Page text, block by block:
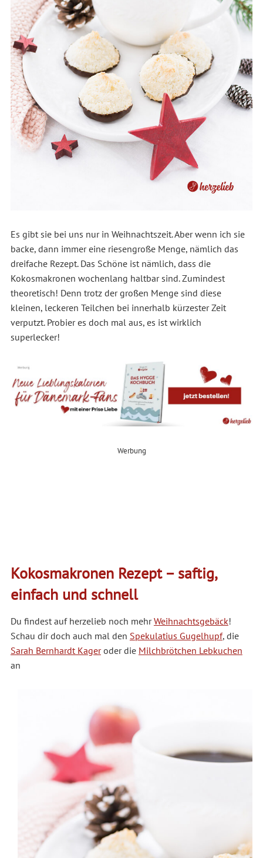
Es gibt sie bei uns nur in Weihnachtszeit. Aber wenn ich sie
backe, dann immer eine riesengroße Menge, nämlich das
dreifache Rezept. Das Schöne ist nämlich, dass die
Kokosmakronen wochenlang haltbar sind. Zumindest
theoretisch! Denn trotz der großen Menge sind diese
kleinen, leckeren Teilchen bei innerhalb kürzester Zeit
verputzt. Probier es doch mal aus, es ist wirklich
superlecker!
Werbung
Kokosmakronen Rezept – saftig,
einfach und schnell
Du findest auf herzelieb noch mehrWeihnachtsgebäck!
Schau dir doch auch mal den Spekulatius Gugelhupf, die
Sarah Bernhardt Kageroder die Milchbrötchen Lebkuchen
an